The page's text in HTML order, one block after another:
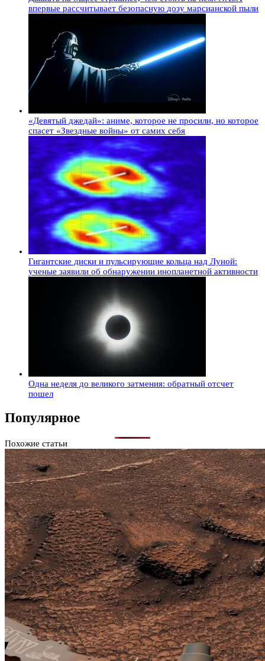
впервые рассчитывает безопасную дозу марсианской пыли
«Девятый джедай»: аниме, которое не просили, но которое
спасет «Звездные войны» от самих себя
Гигантские диски и пульсирующие кольца над Луной:
ученые заявили об обнаружении инопланетной активности
Одна неделя до великого затмения: обратный отсчет
пошел
Популярное
Похожие статьи